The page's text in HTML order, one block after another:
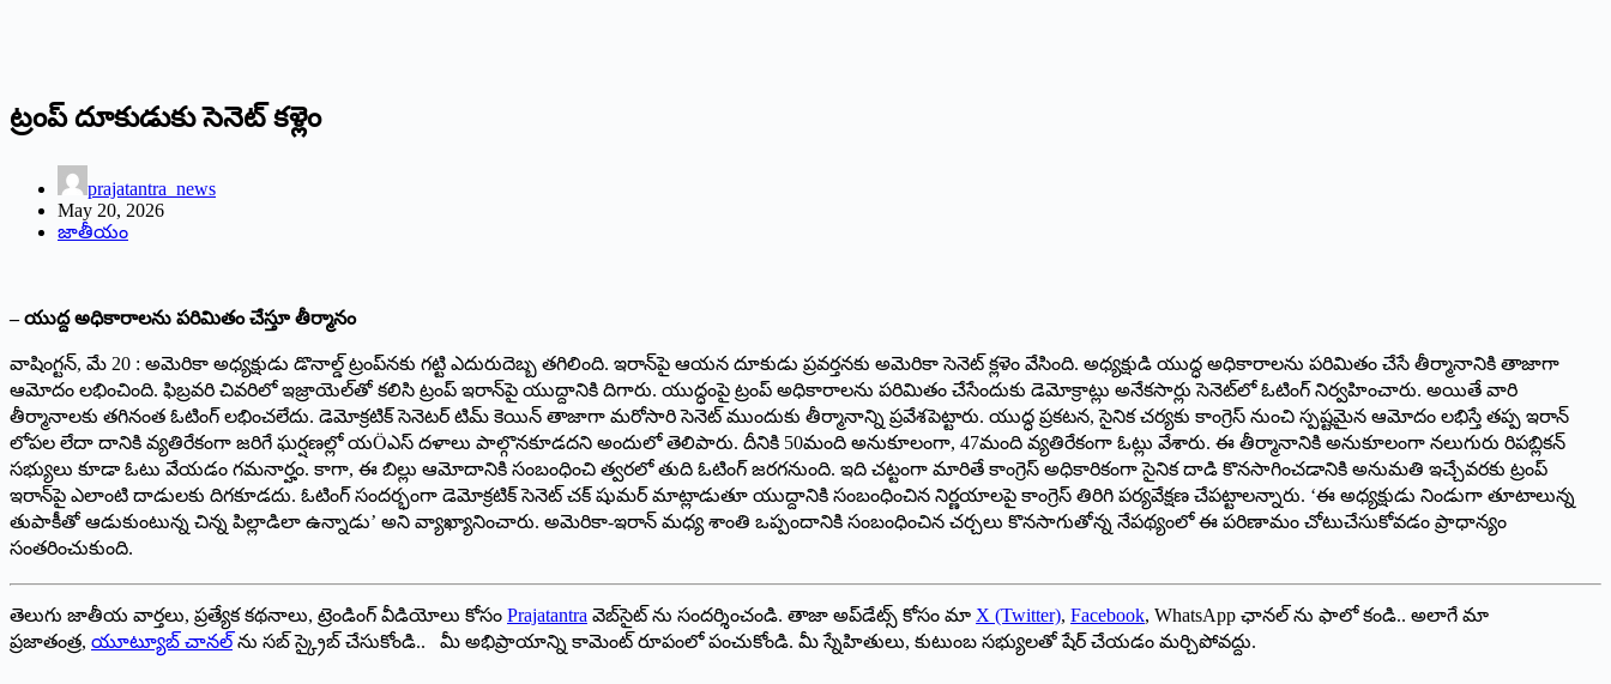
ట్రంప్ దూకుడుకు సెనెట్ కళ్లెం
prajatantra_news
May 20, 2026
జాతీయం
– యుద్ద అధికారాలను పరిమితం చేస్తూ తీర్మానం
వాషింగ్టన్, మే 20 : అమెరికా అధ్యక్షుడు డొనాల్డ్ ట్రంప్‌నకు గట్టి ఎదురుదెబ్బ తగిలింది. ఇరాన్‌పై ఆయన దూకుడు ప్రవర్తనకు అమెరికా సెనెట్ క్లళెం వేసింది. అధ్యక్షుడి యుద్ధ అధికారాలను పరిమితం చేసే తీర్మానానికి తాజాగా
ఆమోదం లభించింది. ఫిబ్రవరి చివరిలో ఇజ్రాయెల్‌తో కలిసి ట్రంప్ ఇరాన్‌పై యుద్దానికి దిగారు. యుద్ధంపై ట్రంప్ అధికారాలను పరిమితం చేసేందుకు డెమోక్రాట్లు అనేకసార్లు సెనెట్‌లో ఓటింగ్ నిర్వహించారు. అయితే వారి
తీర్మానాలకు తగినంత ఓటింగ్ లభించలేదు. డెమోక్రటిక్ సెనెటర్ టిమ్ కెయిన్ తాజాగా మరోసారి సెనెట్ ముందుకు తీర్మానాన్ని ప్రవేశపెట్టారు. యుద్ధ ప్రకటన, సైనిక చర్యకు కాంగ్రెస్ నుంచి స్పష్టమైన ఆమోదం లభిస్తే తప్ప ఇరాన్
లోపల లేదా దానికి వ్యతిరేకంగా జరిగే ఘర్షణల్లో యÖఎస్ దళాలు పాల్గొనకూడదని అందులో తెలిపారు. దీనికి 50మంది అనుకూలంగా, 47మంది వ్యతిరేకంగా ఓట్లు వేశారు. ఈ తీర్మానానికి అనుకూలంగా నలుగురు రిపబ్లికన్
సభ్యులు కూడా ఓటు వేయడం గమనార్హం. కాగా, ఈ బిల్లు ఆమోదానికి సంబంధించి త్వరలో తుది ఓటింగ్ జరగనుంది. ఇది చట్టంగా మారితే కాంగ్రెస్ అధికారికంగా సైనిక దాడి కొనసాగించడానికి అనుమతి ఇచ్చేవరకు ట్రంప్
ఇరాన్‌పై ఎలాంటి దాడులకు దిగకూడదు. ఓటింగ్ సందర్భంగా డెమోక్రటిక్ సెనెట్ చక్ షుమర్ మాట్లాడుతూ యుద్దానికి సంబంధించిన నిర్ణయాలపై కాంగ్రెస్ తిరిగి పర్యవేక్షణ చేపట్టాలన్నారు. ‘ఈ అధ్యక్షుడు నిండుగా తూటాలున్న
తుపాకీతో ఆడుకుంటున్న చిన్న పిల్లాడిలా ఉన్నాడు’ అని వ్యాఖ్యానించారు. అమెరికా-ఇరాన్ మధ్య శాంతి ఒప్పందానికి సంబంధించిన చర్చలు కొనసాగుతోన్న నేపథ్యంలో ఈ పరిణామం చోటుచేసుకోవడం ప్రాధాన్యం
సంతరించుకుంది.
తెలుగు జాతీయ వార్తలు, ప్రత్యేక కథనాలు, ట్రెండింగ్ వీడియోలు కోసం Prajatantra వెబ్‌సైట్ ను సందర్శించండి. తాజా అప్‌డేట్స్ కోసం మా X (Twitter), Facebook, WhatsApp ఛానల్ ను ఫాలో కండి.. అలాగే మా
ప్రజాతంత్ర, యూట్యూబ్ చానల్ ను సబ్ స్క్రైబ్ చేసుకోండి.. మీ అభిప్రాయాన్ని కామెంట్ రూపంలో పంచుకోండి. మీ స్నేహితులు, కుటుంబ సభ్యులతో షేర్ చేయడం మర్చిపోవద్దు.